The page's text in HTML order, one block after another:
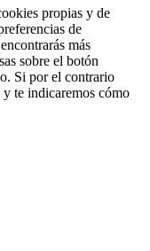
propias y de
de
encontrarás más
sobre el botón
Si por el contrario
te indicaremos cómo